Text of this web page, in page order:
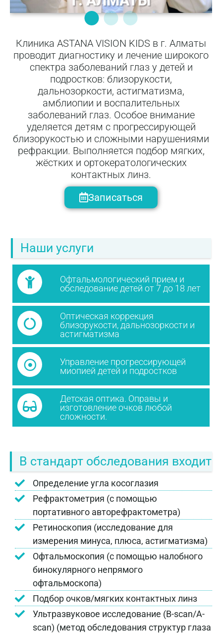
Клиника ASTANA VISION KIDS в г. Алматы
проводит диагностику и лечение широкого
спектра заболеваний глаз у детей и
подростков: близорукости,
дальнозоркости, астигматизма,
амблиопии и воспалительных
заболеваний глаз. Особое внимание
уделяется детям с прогрессирующей
близорукостью и сложными нарушениями
рефракции. Выполняется подбор мягких,
жёстких и ортокератологических
контактных линз.
Записаться
Наши услуги
Офтальмологический прием и
обследование детей от 7 до 18 лет
Оптическая коррекция
близорукости, дальнозоркости и
астигматизма
Управление прогрессирующей
миопией детей и подростков
Детская оптика. Оправы и
изготовление очков любой
сложности.
В стандарт обследования входит
Определение угла косоглазия
Рефрактометрия (с помощью
портативного авторефрактометра)
Ретиноскопия (исследование для
измерения минуса, плюса, астигматизма)
Офтальмоскопия (с помощью налобного
бинокулярного непрямого
офтальмоскопа)
Подбор очков/мягких контактных линз
Ультразвуковое исследование (B-scan/A-
scan) (метод обследования структур глаза